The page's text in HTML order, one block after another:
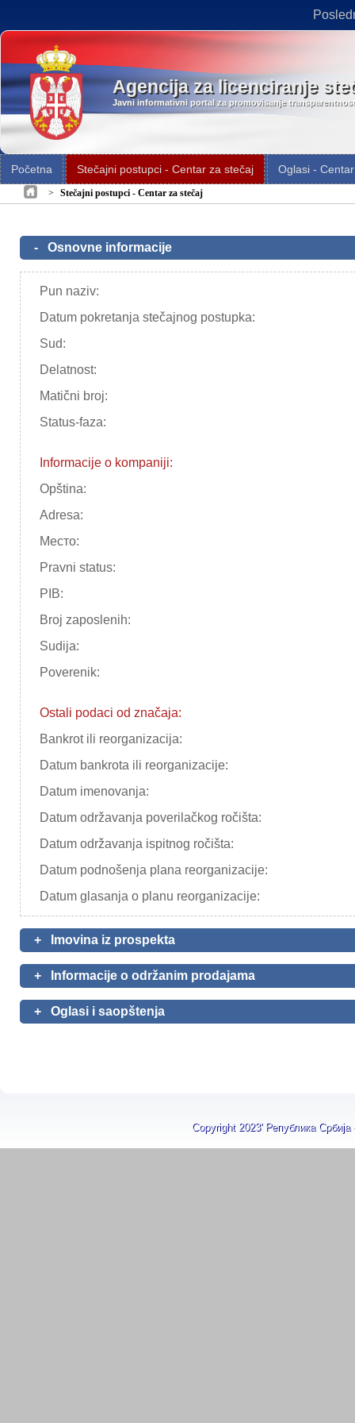
Agencija za licenciranje
Javni informativni portal za promovisanje
Početna Stečajni postupci - Centar za stečaj Oglasi -
> Stečajni postupci - Centar za stečaj
- Osnovne informacije
Pun naziv:
Datum pokretanja stečajnog postupka:
Sud:
Delatnost:
Matični broj:
Status-faza:
Informacije o kompaniji:
Opština:
Adresa:
Место:
Pravni status:
PIB:
Broj zaposlenih:
Sudija:
Poverenik:
Ostali podaci od značaja:
Bankrot ili reorganizacija:
Datum bankrota ili reorganizacije:
Datum imenovanja:
Datum održavanja poverilačkog ročišta:
Datum održavanja ispitnog ročišta:
Datum podnošenja plana reorganizacije:
Datum glasanja o planu reorganizacije:
+ Imovina iz prospekta
+ Informacije o održanim prodajama
+ Oglasi i saopštenja
Copyright 2023' Република